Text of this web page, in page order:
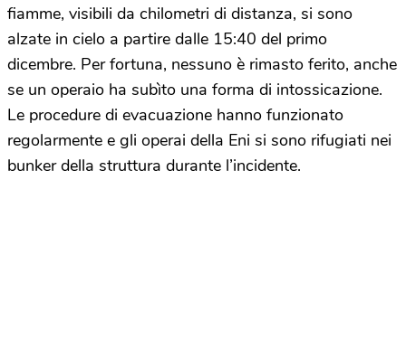
fiamme, visibili da chilometri di distanza, si sono
alzate in cielo a partire dalle 15:40 del primo
dicembre. Per fortuna, nessuno è rimasto ferito, anche
se un operaio ha subìto una forma di intossicazione.
Le procedure di evacuazione hanno funzionato
regolarmente e gli operai della Eni si sono rifugiati nei
bunker della struttura durante l’incidente.